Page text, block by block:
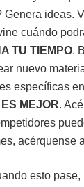
Genera ideas.
cuándo
TU TIEMPO.
nuevo
específicas
MEJOR.
acérquense
esto